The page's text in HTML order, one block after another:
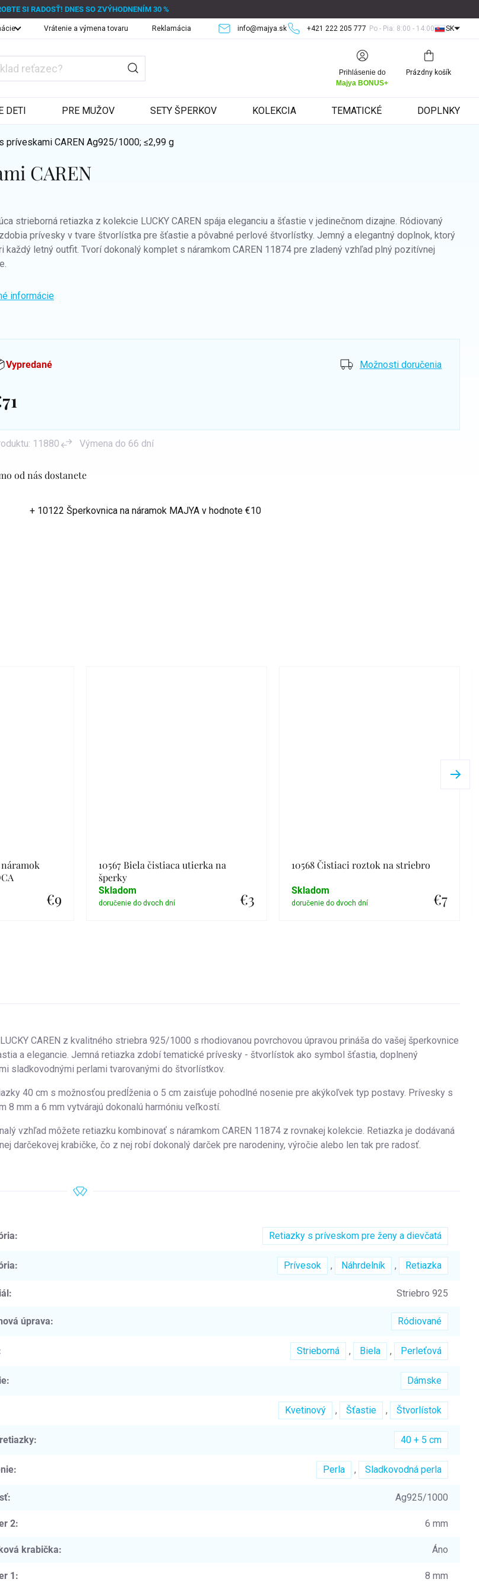
SI RADOSŤ! DNES SO ZVÝHODNENÍM 30 %
+421 222 205 777 Po - Pia: 8:00 - 14:00
info@majya.sk
Vrátenie a výmena tovaru Reklamácia SK
Prihlásenie do
Majya BONUS+
Nákupný
košík
Prázdny košík
DETI PRE MUŽOV SETY ŠPERKOV KOLEKCIA TEMATICKÉ DOPLNKY
príveskami CARENAg925/1000; ≤2,99 g
CAREN
od nás dostanete
+ 10122 Šperkovnica na náramok MAJYA v hodnote €10
strieborná retiazka z kolekcie LUCKY CAREN spája eleganciu a šťastie v jedinečnom dizajne. Ródiovaný
prívesky v tvare štvorlístka pre šťastie a pôvabné perlové štvorlístky. Jemný a elegantný doplnok, ktorý
každý letný outfit. Tvorí dokonalý komplet s náramkom CAREN 11874 pre zladený vzhľad plný pozitívnej
informácie
Vypredané Možnosti doručenia
11880 Výmena do 66 dní
€9
10567 Biela čistiaca utierka na
šperky
€3
Skladom
10568 Čistiaci roztok na striebro
€7
Skladom
CAREN z kvalitného striebra 925/1000 s rhodiovanou povrchovou úpravou prináša do vašej šperkovnice
a elegancie. Jemná retiazka zdobí tematické prívesky - štvorlístok ako symbol šťastia, doplnený
sladkovodnými perlami tvarovanými do štvorlístkov.
40 cm s možnosťou predĺženia o 5 cm zaisťuje pohodlné nosenie pre akýkoľvek typ postavy. Prívesky s
8 mm a 6 mm vytvárajú dokonalú harmóniu veľkostí.
vzhľad môžete retiazku kombinovať s náramkom CAREN 11874 z rovnakej kolekcie. Retiazka je dodávaná
darčekovej krabičke, čo z nej robí dokonalý darček pre narodeniny, výročie alebo len tak pre radosť.
: Retiazky s príveskom pre ženy a dievčatá
: Prívesok , Náhrdelník , Retiazka
: Striebro 925
úprava: Ródiované
Strieborná , Biela , Perleťová
: Dámske
Kvetinový , Šťastie , Štvorlístok
: 40 + 5 cm
: Perla , Sladkovodná perla
: Ag925/1000
2: 6 mm
krabička: Áno
1: 8 mm